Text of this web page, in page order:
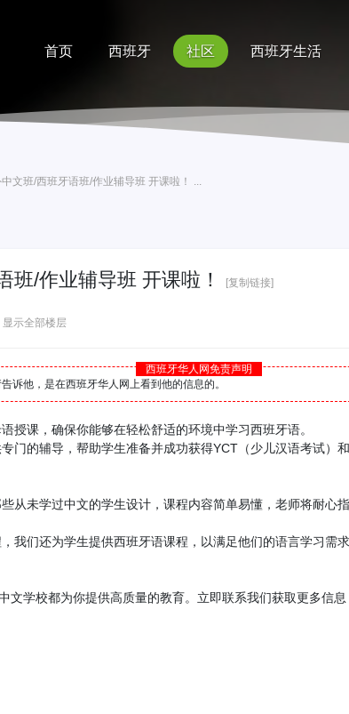
首页 西班牙 社区 西班牙生活
文班/西班牙语班/作业辅导班 开课啦！ ...
班/作业辅导班 开课啦！ [复制链接]
显示全部楼层
西班牙华人网免责声明
诉他，是在西班牙华人网上看到他的信息的。
授课，确保你能够在轻松舒适的环境中学习西班牙语。
门的辅导，帮助学生准备并成功获得YCT（少儿汉语考试）
从未学过中文的学生设计，课程内容简单易懂，老师将耐心
我们还为学生提供西班牙语课程，以满足他们的语言学习需
文学校都为你提供高质量的教育。立即联系我们获取更多信